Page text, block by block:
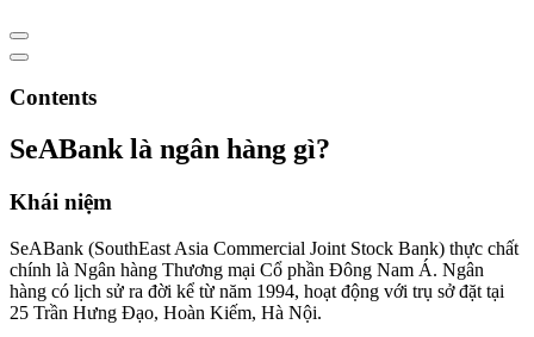
Contents
SeABank là ngân hàng gì?
Khái niệm
SeABank (SouthEast Asia Commercial Joint Stock Bank) thực chất
chính là Ngân hàng Thương mại Cổ phần Đông Nam Á. Ngân
hàng có lịch sử ra đời kể từ năm 1994, hoạt động với trụ sở đặt tại
25 Trần Hưng Đạo, Hoàn Kiếm, Hà Nội.